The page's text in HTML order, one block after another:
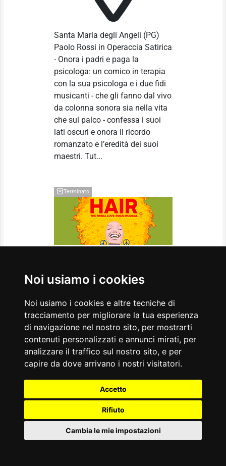
Noi usiamo i cookies
Noi usiamo i cookies e altre tecniche di
tracciamento per migliorare la tua esperienza
di navigazione nel nostro sito, per mostrarti
contenuti personalizzati e annunci mirati, per
analizzare il traffico sul nostro sito, e per
capire da dove arrivano i nostri visitatori.
Accetto
Rifiuto
Cambia le mie impostazioni
Santa Maria degli Angeli (PG)
Paolo Rossi in Operaccia Satirica
- Onora i padri e paga la
psicologa: un comico in terapia
con la sua psicologa e i due fidi
musicanti - che gli fanno dal vivo
da colonna sonora sia nella vita
che sul palco - confessa i suoi
lati oscuri e onora il ricordo
romanzato e l’eredità dei suoi
maestri. Tut...
Terminato
The Tribal Love - Rock
Musical
il 15/01/2026